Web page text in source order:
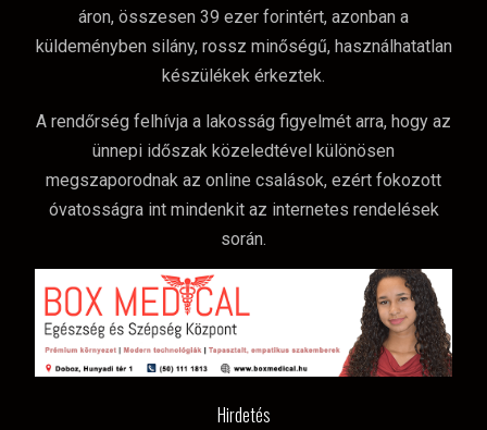
áron, összesen 39 ezer forintért, azonban a
küldeményben silány, rossz minőségű, használhatatlan
készülékek érkeztek.
A rendőrség felhívja a lakosság figyelmét arra, hogy az
ünnepi időszak közeledtével különösen
megszaporodnak az online csalások, ezért fokozott
óvatosságra int mindenkit az internetes rendelések
során.
Hirdetés